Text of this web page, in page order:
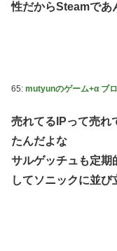
性だからSteamであ
65: mutyunのゲーム+α ブロ
売れてるIPって売れ
たんだよな
サルゲッチュも定期
してソニックに並び